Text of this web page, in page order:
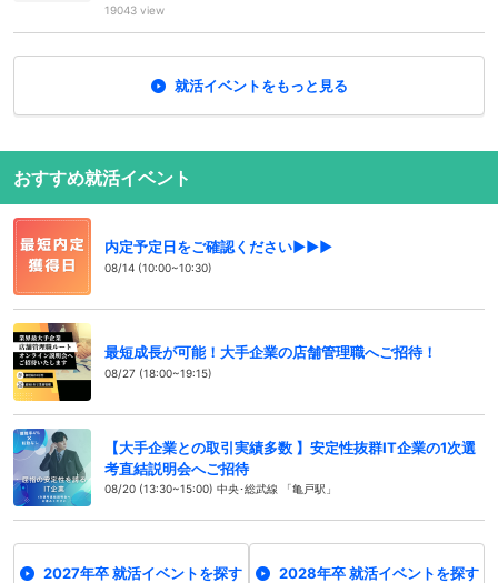
19043 view
就活イベントをもっと見る
おすすめ就活イベント
内定予定日をご確認ください▶▶▶
08/14 (10:00~10:30)
最短成長が可能！大手企業の店舗管理職へご招待！
08/27 (18:00~19:15)
【大手企業との取引実績多数 】安定性抜群IT企業の1次選
考直結説明会へご招待
08/20 (13:30~15:00) 中央･総武線 「亀戸駅」
2027年卒 就活イベントを探す 2028年卒 就活イベントを探す